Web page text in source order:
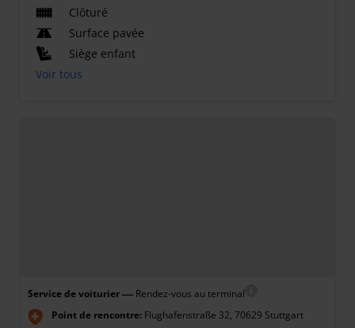
Clôturé
Surface pavée
Siège enfant
Voir tous
Service de voiturier— Rendez-vous au terminal
Point de rencontre: Flughafenstraße 32, 70629 Stuttgart